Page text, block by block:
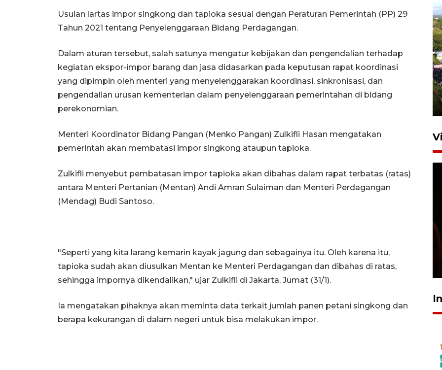
Usulan lartas impor singkong dan tapioka sesuai dengan Peraturan Pemerintah (PP) 29
Tahun 2021 tentang Penyelenggaraan Bidang Perdagangan.
Dalam aturan tersebut, salah satunya mengatur kebijakan dan pengendalian terhadap
kegiatan ekspor-impor barang dan jasa didasarkan pada keputusan rapat koordinasi
yang dipimpin oleh menteri yang menyelenggarakan koordinasi, sinkronisasi, dan
pengendalian urusan kementerian dalam penyelenggaraan pemerintahan di bidang
perekonomian.
Menteri Koordinator Bidang Pangan (Menko Pangan) Zulkifli Hasan mengatakan
pemerintah akan membatasi impor singkong ataupun tapioka.
Zulkifli menyebut pembatasan impor tapioka akan dibahas dalam rapat terbatas (ratas)
antara Menteri Pertanian (Mentan) Andi Amran Sulaiman dan Menteri Perdagangan
(Mendag) Budi Santoso.
"Seperti yang kita larang kemarin kayak jagung dan sebagainya itu. Oleh karena itu,
tapioka sudah akan diusulkan Mentan ke Menteri Perdagangan dan dibahas di ratas,
sehingga impornya dikendalikan," ujar Zulkifli di Jakarta, Jumat (31/1).
Ia mengatakan pihaknya akan meminta data terkait jumlah panen petani singkong dan
berapa kekurangan di dalam negeri untuk bisa melakukan impor.
UPACARA HUT KE-78
REPUBLIK INDONESIA DI
GORONTALO
Ramadhan
23 Februari 2026 18:20